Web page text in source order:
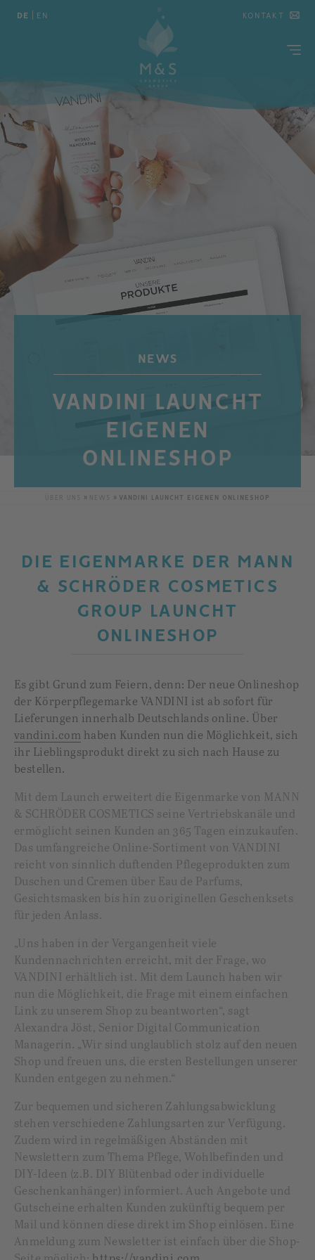
DE EN KONTAKT
NEWS
VANDINI LAUNCHT
EIGENEN
ONLINESHOP
ÜBER UNS VANDINI LAUNCHT EIGENEN ONLINESHOP
DIE EIGENMARKE DER MANN
& SCHRÖDER COSMETICS
GROUP LAUNCHT
ONLINESHOP
Es gibt Grund zum Feiern, denn: Der neue Onlineshop
der Körperpflegemarke VANDINI ist ab sofort für
Lieferungen innerhalb Deutschlands online. Über
vandini.com haben Kunden nun die Möglichkeit, sich
ihr Lieblingsprodukt direkt zu sich nach Hause zu
bestellen.
Mit dem Launch erweitert die Eigenmarke von MANN
& SCHRÖDER COSMETICS seine Vertriebskanäle und
ermöglicht seinen Kunden an 365 Tagen einzukaufen.
Das umfangreiche Online-Sortiment von VANDINI
reicht von sinnlich duftenden Pflegeprodukten zum
Duschen und Cremen über Eau de Parfums,
Gesichtsmasken bis hin zu originellen Geschenksets
für jeden Anlass.
„Uns haben in der Vergangenheit viele
Kundennachrichten erreicht, mit der Frage, wo
VANDINI erhältlich ist. Mit dem Launch haben wir
nun die Möglichkeit, die Frage mit einem einfachen
Link zu unserem Shop zu beantworten“, sagt
Alexandra Jöst, Senior Digital Communication
Managerin. „Wir sind unglaublich stolz auf den neuen
Shop und freuen uns, die ersten Bestellungen unserer
Kunden entgegen zu nehmen.“
Zur bequemen und sicheren Zahlungsabwicklung
stehen verschiedene Zahlungsarten zur Verfügung.
Zudem wird in regelmäßigen Abständen mit
Newslettern zum Thema Pflege, Wohlbefinden und
DIY-Ideen (z.B. DIY Blütenbad oder individuelle
Geschenkanhänger) informiert. Auch Angebote und
Gutscheine erhalten Kunden zukünftig bequem per
Mail und können diese direkt im Shop einlösen. Eine
Anmeldung zum Newsletter ist einfach über die Shop-